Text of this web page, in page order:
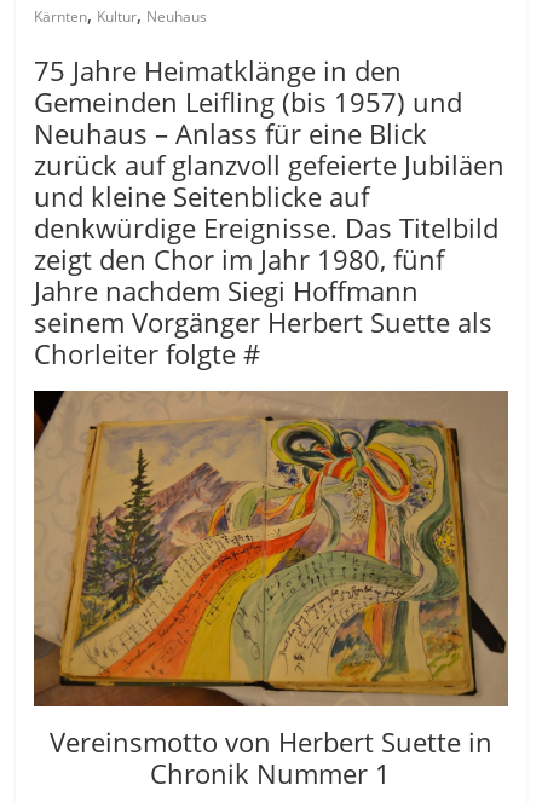
Kärnten, Kultur, Neuhaus
75 Jahre Heimatklänge in den
Gemeinden Leifling (bis 1957) und
Neuhaus – Anlass für eine Blick
zurück auf glanzvoll gefeierte Jubiläen
und kleine Seitenblicke auf
denkwürdige Ereignisse. Das Titelbild
zeigt den Chor im Jahr 1980, fünf
Jahre nachdem Siegi Hoffmann
seinem Vorgänger Herbert Suette als
Chorleiter folgte #
Vereinsmotto von Herbert Suette in
Chronik Nummer 1